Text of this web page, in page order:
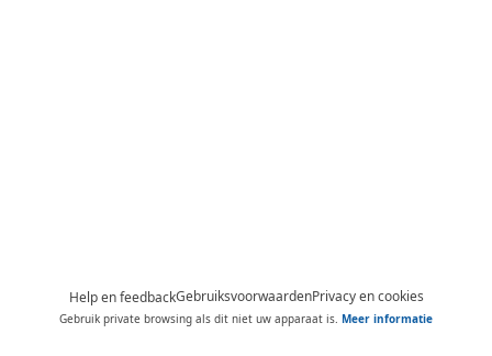
Help en feedbackGebruiksvoorwaardenPrivacy en cookies
Gebruik private browsing als dit niet uw apparaat is. Meer informatie